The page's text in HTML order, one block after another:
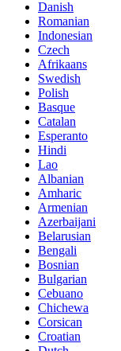
Danish
Romanian
Indonesian
Czech
Afrikaans
Swedish
Polish
Basque
Catalan
Esperanto
Hindi
Lao
Albanian
Amharic
Armenian
Azerbaijani
Belarusian
Bengali
Bosnian
Bulgarian
Cebuano
Chichewa
Corsican
Croatian